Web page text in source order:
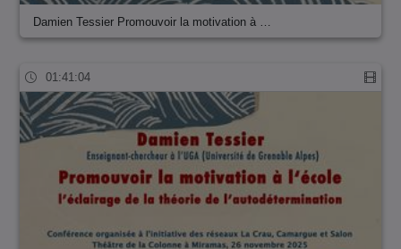
Damien Tessier Promouvoir la motivation à …
01:41:04